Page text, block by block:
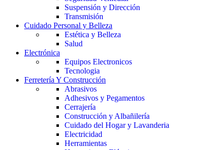
Suspensión y Dirección
Transmisión
Cuidado Personal y Belleza
Estética y Belleza
Salud
Electrónica
Equipos Electronicos
Tecnologia
Ferretería Y Construcción
Abrasivos
Adhesivos y Pegamentos
Cerrajería
Construcción y Albañilería
Cuidado del Hogar y Lavanderia
Electricidad
Herramientas